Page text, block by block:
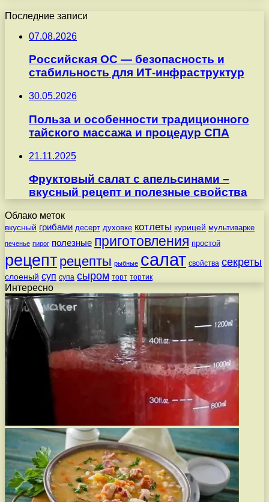
Последние записи
07.08.2026
Российская ОС — безопасность и
стабильность для ИТ-инфраструктур
30.05.2026
Польза и особенности традиционного
тайского массажа и процедур СПА
21.11.2025
Фруктовый салат с апельсинами –
вкусный рецепт и полезные свойства
Облако меток
вкусный грибами десерт духовке котлеты курицей мультиварке
печенье пирог полезные приготовления простой
рецепт рецепты рыбные салат свойства секреты
слоеный суп супа сыром торт тортик
Интересно